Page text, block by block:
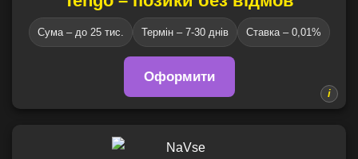
Сума – до 25 тис. Термін – 7-30 днів Ставка – 0,01%
Оформити